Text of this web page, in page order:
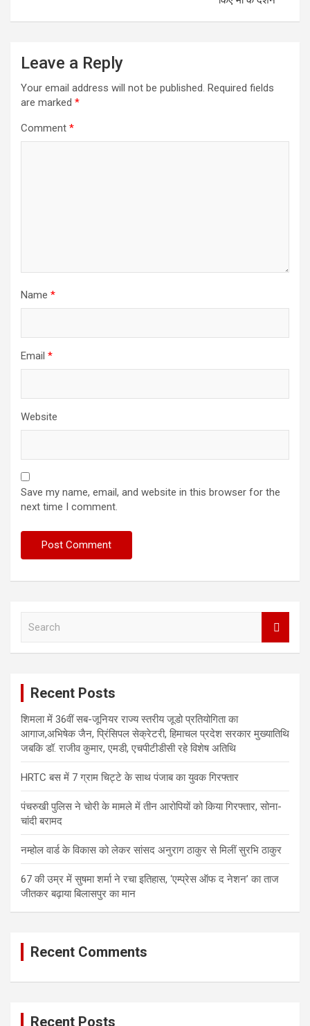
Leave a Reply
Your email address will not be published. Required fields
are marked *
Comment *
Name *
Email *
Website
Save my name, email, and website in this browser for the
next time I comment.
Recent Posts
शिमला में 36वीं सब-जूनियर राज्य स्तरीय जूडो प्रतियोगिता का
आगाज,अभिषेक जैन, प्रिंसिपल सेक्रेटरी, हिमाचल प्रदेश सरकार मुख्यातिथि
जबकि डॉ. राजीव कुमार, एमडी, एचपीटीडीसी रहे विशेष अतिथि
HRTC बस में 7 ग्राम चिट्टे के साथ पंजाब का युवक गिरफ्तार
पंचरुखी पुलिस ने चोरी के मामले में तीन आरोपियों को किया गिरफ्तार, सोना-
चांदी बरामद
नम्होल वार्ड के विकास को लेकर सांसद अनुराग ठाकुर से मिलीं सुरभि ठाकुर
67 की उम्र में सुषमा शर्मा ने रचा इतिहास, ‘एम्प्रेस ऑफ द नेशन’ का ताज
जीतकर बढ़ाया बिलासपुर का मान
Recent Comments
Recent Posts